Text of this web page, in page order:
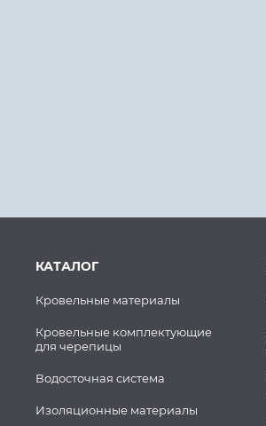
КАТАЛОГ
Кровельные материалы
Кровельные комплектующие
для черепицы
Водосточная система
Изоляционные материалы